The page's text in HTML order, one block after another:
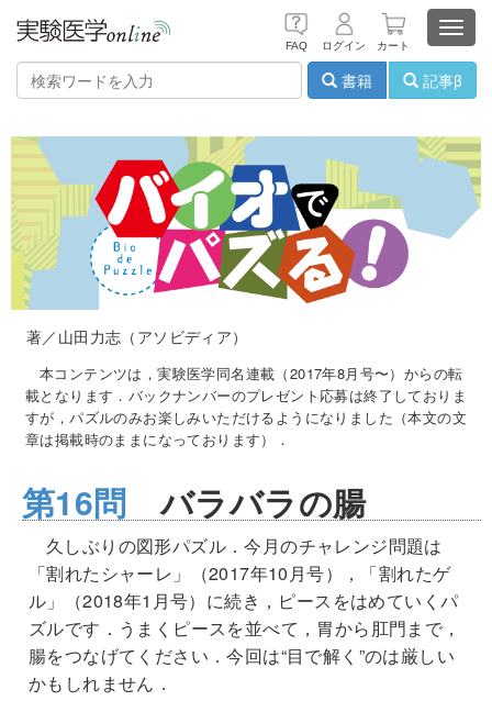
FAQ ログイン カート
書籍
記事β
著／山田力志（アソビディア）
本コンテンツは，実験医学同名連載（2017年8月号〜）からの転
載となります．バックナンバーのプレゼント応募は終了しておりま
すが，パズルのみお楽しみいただけるようになりました（本文の文
章は掲載時のままになっております）．
第16問 バラバラの腸
久しぶりの図形パズル．今月のチャレンジ問題は
「割れたシャーレ」（2017年10月号），「割れたゲ
ル」（2018年1月号）に続き，ピースをはめていくパ
ズルです．うまくピースを並べて，胃から肛門まで，
腸をつなげてください．今回は“目で解く”のは厳しい
かもしれません．